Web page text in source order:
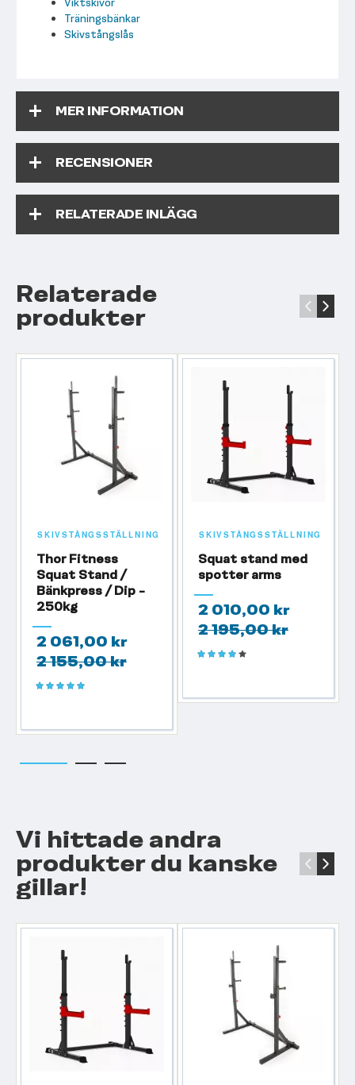
Viktskivor
Träningsbänkar
Skivstångslås
MER INFORMATION
RECENSIONER
RELATERADE INLÄGG
Relaterade
produkter ‹ ›
SKIVSTÅNGSSTÄLLNING
Thor Fitness
Squat Stand /
Bänkpress / Dip -
250kg
2 061,00 kr
2 155,00 kr
Betyg:
SKIVSTÅNGSSTÄLLNING
Squat stand med
spotter arms
2 010,00 kr
2 195,00 kr
Betyg:
Vi hittade andra
produkter du kanske
gillar!
‹ ›